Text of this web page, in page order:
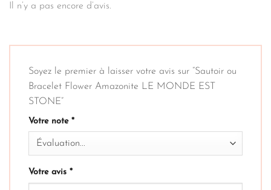
Il n’y a pas encore d’avis.
Soyez le premier à laisser votre avis sur “Sautoir ou
Bracelet Flower Amazonite LE MONDE EST
STONE”
Votre note *
Votre avis *